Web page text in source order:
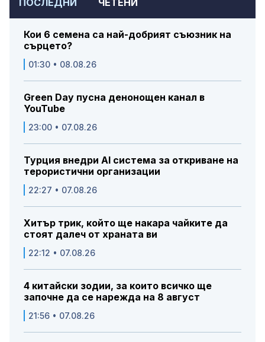
ПОСЛЕДНИ ЧЕТЕНИ
Кои 6 семена са най-добрият съюзник на
сърцето?
01:30 • 08.08.26
Green Day пусна денонощен канал в
YouTube
23:00 • 07.08.26
Турция внедри AI система за откриване на
терористични организации
22:27 • 07.08.26
Хитър трик, който ще накара чайките да
стоят далеч от храната ви
22:12 • 07.08.26
4 китайски зодии, за които всичко ще
започне да се нарежда на 8 август
21:56 • 07.08.26